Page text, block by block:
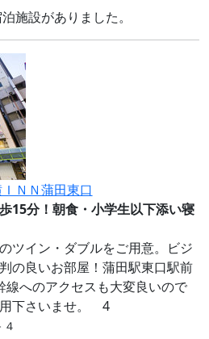
施設がありました。
ＮＮ蒲田東口
15分！朝食・小学生以下添い寝
ツイン・ダブルをご用意。ビジ
の良いお部屋！蒲田駅東口駅前
へのアクセスも大変良いので
下さいませ。 4